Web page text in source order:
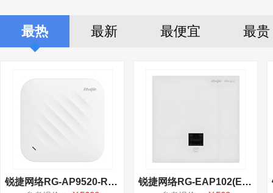
最热 最新 最便宜 最贵
锐捷网络RG-AP9520-RDX 锐捷网络RG-EAP102(E) 薄款